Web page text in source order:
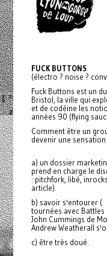
FUCK BUTTONS
(électro ? noise ?
Fuck Buttons est un
Bristol, la ville qui
et de codéine les
années 90 (flying
Comment être un
devenir une
a) un dossier
prend en charge le
: pitchfork, libé,
article).
b) savoir s'entourer (
tournées avec Battles
John Cummings de
Andrew Weatherall
c) être très doué.